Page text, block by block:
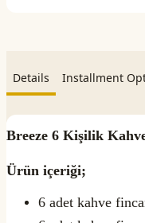
Details Installment
Breeze 6 Kişilik
Ürün içeriği;
6 adet kahve